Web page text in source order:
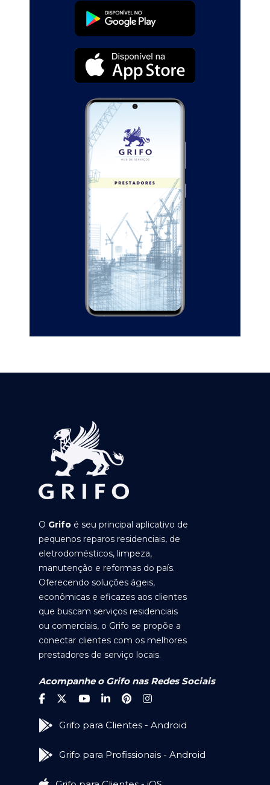
O Grifo é seu principal aplicativo de
pequenos reparos residenciais, de
eletrodomésticos, limpeza,
manutenção e reformas do país.
Oferecendo soluções ágeis,
econômicas e eficazes aos clientes
que buscam serviços residenciais
ou comerciais, o Grifo se propõe a
conectar clientes com os melhores
prestadores de serviço locais.
Acompanhe o Grifo nas Redes Sociais
Grifo para Clientes - Android
Grifo para Profissionais - Android